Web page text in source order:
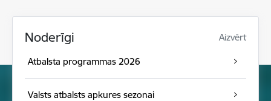
Noderīgi Aizvērt
Atbalsta programmas 2026
Valsts atbalsts apkures sezonai